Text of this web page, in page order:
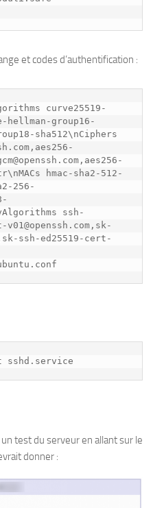
et codes d’authentification :
curve25519-
group16-
sha512\nCiphers
hmac-sha2-512-
256-
ssh-
ssh-ed25519-cert-
sshd.service
test du serveur en allant sur le
donner :